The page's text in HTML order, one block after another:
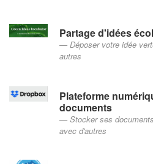
Partage d'idées
Déposer votre idée
autres
Plateforme
documents
Stocker ses
avec d'autres